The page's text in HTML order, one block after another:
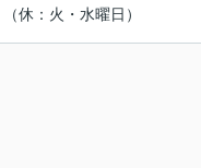
（休：火・水曜日）